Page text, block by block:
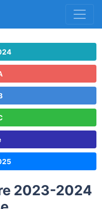
2023-2024